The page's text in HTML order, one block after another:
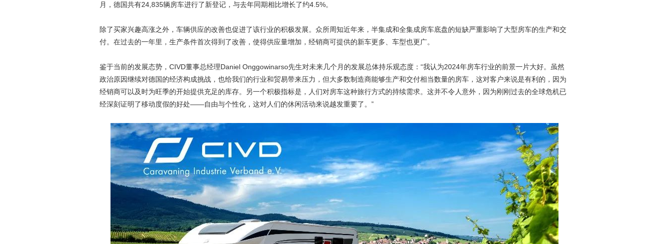
月，德国共有24,835辆房车进行了新登记，与去年同期相比增长了约4.5%。
除了买家兴趣高涨之外，车辆供应的改善也促进了该行业的积极发展。众所周知近年来，半集成和全集成房车底盘的短缺严重影响了大型房车的生产和交
付。在过去的一年里，生产条件首次得到了改善，使得供应量增加，经销商可提供的新车更多、车型也更广。
鉴于当前的发展态势，CIVD董事总经理Daniel Onggowinarso先生对未来几个月的发展总体持乐观态度：“我认为2024年房车行业的前景一片大好。虽然
政治原因继续对德国的经济构成挑战，也给我们的行业和贸易带来压力，但大多数制造商能够生产和交付相当数量的房车，这对客户来说是有利的，因为
经销商可以及时为旺季的开始提供充足的库存。另一个积极指标是，人们对房车这种旅行方式的持续需求。这并不令人意外，因为刚刚过去的全球危机已
经深刻证明了移动度假的好处——自由与个性化，这对人们的休闲活动来说越发重要了。”